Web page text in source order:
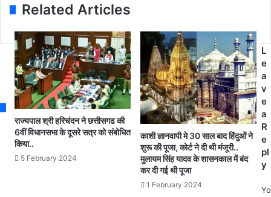
r
e
रो
ना
के
स
र्वा
धि
क
मा
ले
क
डी
ना
क
ती
को
Related Articles
राज्यपाल श्री हरिचंदन ने छत्तीसगढ की
6वीं विधानसभा के दूसरे सत्र को संबोधित
किया..
5 February 2024
काशी ज्ञानवापी मे 30 साल बाद हिंदुओं ने
शुरू की पूजा, कोर्ट ने दी थी मंजूरी..
मुलायम सिंह यादव के शासनकाल में बंद
कर दी गई थी पूजा
1 February 2024
L
e
a
v
e
a
R
e
pl
y
Yo